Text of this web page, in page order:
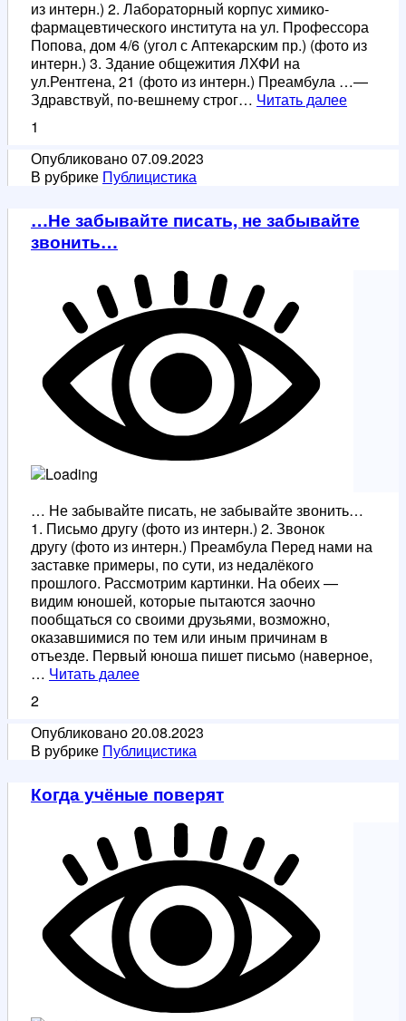
из интерн.) 2. Лабораторный корпус химико-
фармацевтического института на ул. Профессора
Попова, дом 4/6 (угол с Аптекарским пр.) (фото из
интерн.) 3. Здание общежития ЛХФИ на
ул.Рентгена, 21 (фото из интерн.) Преамбула …—
Здравствуй, по-вешнему строг… Читать далееО
1
Опубликовано07.09.2023
В рубрике Публицистика
…Не забывайте писать, не забывайте
звонить…
… Не забывайте писать, не забывайте звонить…
1. Письмо другу (фото из интерн.) 2. Звонок
другу (фото из интерн.) Преамбула Перед нами на
заставке примеры, по сути, из недалёкого
прошлого. Рассмотрим картинки. На обеих —
видим юношей, которые пытаются заочно
пообщаться со своими друзьями, возможно,
оказавшимися по тем или иным причинам в
отъезде. Первый юноша пишет письмо (наверное,
… Читать далее…
писать,
не
забывайте
2
Опубликовано20.08.2023
В рубрике Публицистика
Когда учёные поверят